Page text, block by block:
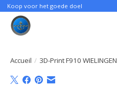
Koop voor het goede doel
Accueil / 3D-Print F910 WIELINGEN